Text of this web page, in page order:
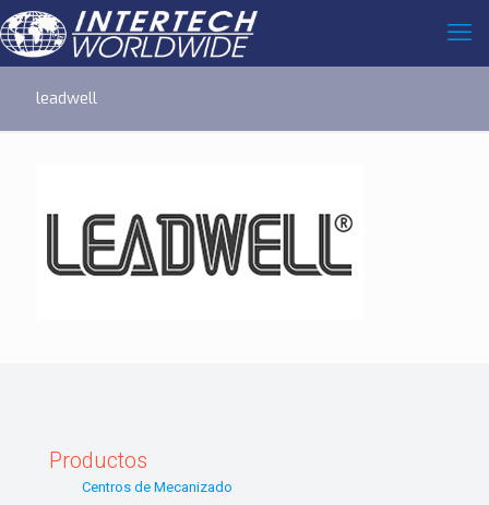
leadwell
Productos
Centros de Mecanizado